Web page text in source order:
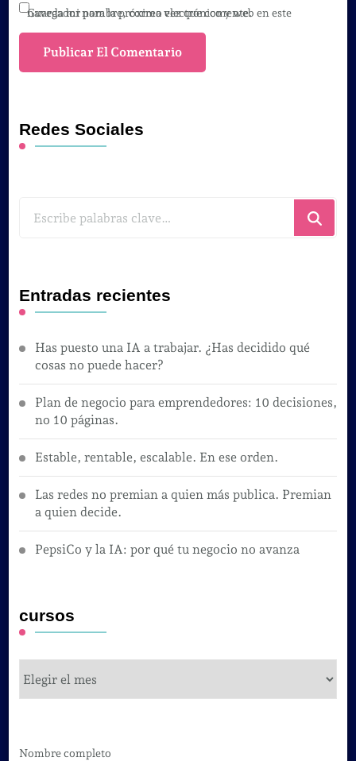
Guarda mi nombre, correo electrónico y web en este navegador para la próxima vez que comente.
Redes Sociales
Entradas recientes
Has puesto una IA a trabajar. ¿Has decidido qué
cosas no puede hacer?
Plan de negocio para emprendedores: 10 decisiones,
no 10 páginas.
Estable, rentable, escalable. En ese orden.
Las redes no premian a quien más publica. Premian
a quien decide.
PepsiCo y la IA: por qué tu negocio no avanza
cursos
Nombre completo